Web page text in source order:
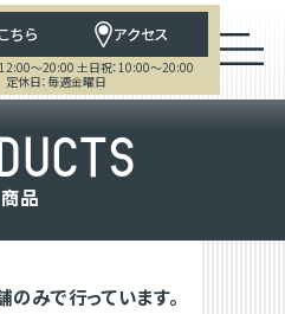
ちら アクセス
12:00～20:00 土日祝：10:00～20:00
定休日：毎週金曜日
DUCTS
商品
みで行っています。